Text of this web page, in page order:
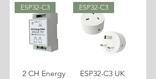
ESP32-C3
2 CH Energy
ESP32-C3
ESP32-C3 UK